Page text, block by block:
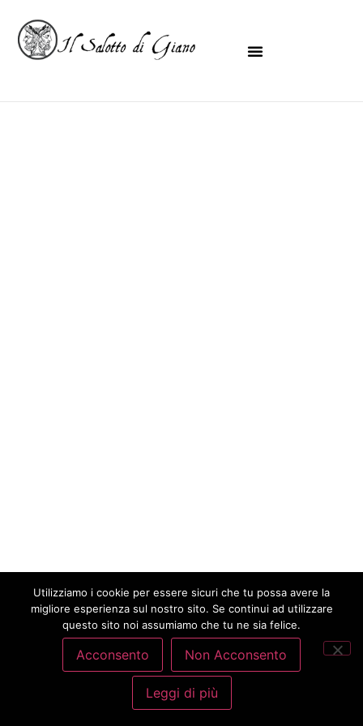
Utilizziamo i cookie per essere sicuri che tu possa avere la
migliore esperienza sul nostro sito. Se continui ad utilizzare
questo sito noi assumiamo che tu ne sia felice.
Acconsento Non Acconsento
Leggi di più